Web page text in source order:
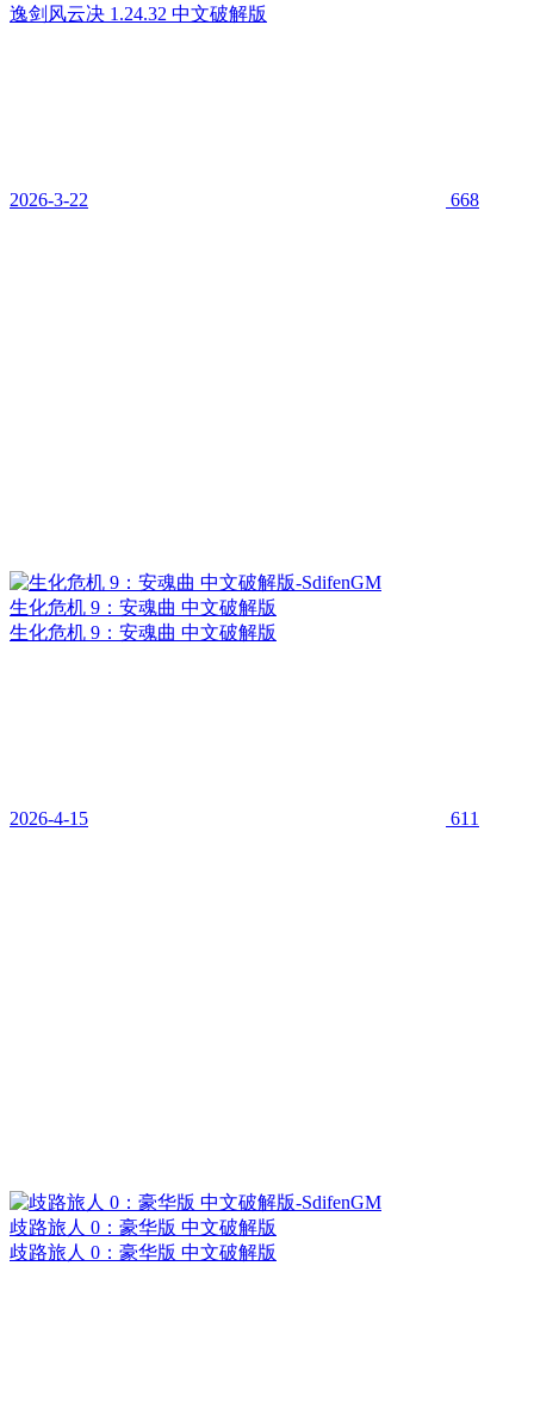
逸剑风云决 1.24.32 中文破解版
2026-3-22 668
生化危机 9：安魂曲 中文破解版
生化危机 9：安魂曲 中文破解版
2026-4-15 611
歧路旅人 0：豪华版 中文破解版
歧路旅人 0：豪华版 中文破解版